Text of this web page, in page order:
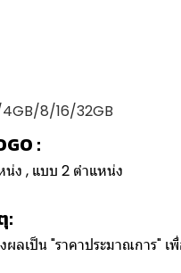
8/16/32GB
:
น่ง , แบบ 2 ตำแหน่ง
:
ผลเป็น "ราคาประมาณการ"